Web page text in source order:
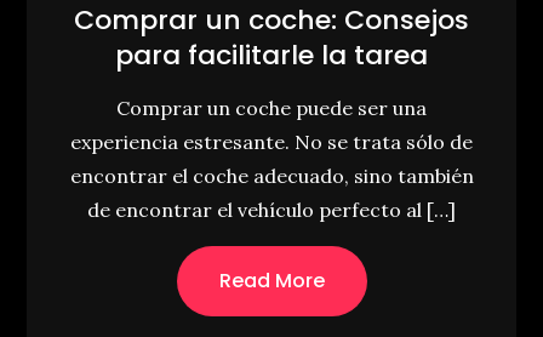
Comprar un coche: Consejos
para facilitarle la tarea
Comprar un coche puede ser una
experiencia estresante. No se trata sólo de
encontrar el coche adecuado, sino también
de encontrar el vehículo perfecto al […]
Read More